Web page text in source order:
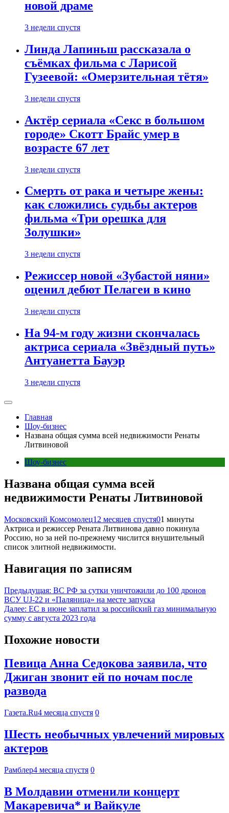
новой драме
3 недели спустя
Линда Лапиньш рассказала о
съёмках фильма с Ларисой
Гузеевой: «Омерзительная тётя»
3 недели спустя
Актёр сериала «Секс в большом
городе» Скотт Брайс умер в
возрасте 67 лет
3 недели спустя
Смерть от рака и четыре жены:
как сложились судьбы актеров
фильма «Три орешка для
Золушки»
3 недели спустя
Режиссер новой «Зубастой няни»
оценил дебют Пелагеи в кино
3 недели спустя
На 94-м году жизни скончалась
актриса сериала «Звёздный путь»
Антуанетта Бауэр
3 недели спустя
Главная
Шоу-бизнес
Названа общая сумма всей недвижимости Ренаты
Литвиновой
Шоу-бизнес
Названа общая сумма всей
недвижимости Ренаты Литвиновой
Московский Комсомолец12 месяцев спустя01 минуты
Актриса и режиссер Рената Литвинова давно покинула
Россию, но за ней по-прежнему числится внушительный
список элитной недвижимости.
Навигация по записям
Предыдущая: ВС РФ за сутки уничтожили до 100 дронов
ВСУ UJ-22 и «Паляница» на месте запуска
Далее: ЕС в июне заплатил за российский газ минимальную
сумму с августа 2023 года
Похожие новости
Певица Анна Седокова заявила, что
Джиган звонит ей по ночам после
развода
Газета.Ru4 месяца спустя 0
Шесть необычных увлечений мировых
актеров
Рамблер4 месяца спустя 0
В Молдавии отменили концерт
Макаревича* и Вайкуле